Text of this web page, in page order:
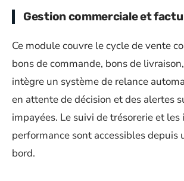
Gestion commerciale et
Ce module couvre le cycle de vente
bons de commande, bons de
intègre un système de relance
en attente de décision et des alertes
impayées. Le suivi de trésorerie et
performance sont accessibles depuis
bord.